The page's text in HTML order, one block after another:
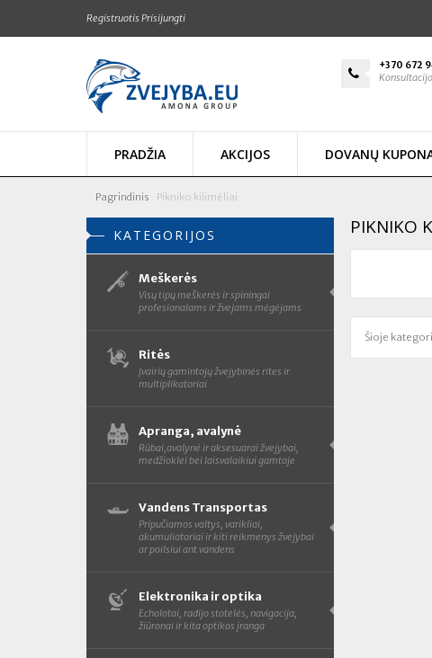
RegistruotisPrisijungti
+370 672
PRADŽIA AKCIJOS DOVANŲ
Pagrindinis Pikniko kilimėliai
KATEGORIJOS
Meškerės
Visų tipų meškerės ir spiningai
profesionalams ir žvejams mėgėjams
Ritės
Įvairių gamintojų žvejybinės rites ir
multiplikatoriai
Apranga, avalynė
Rūbai,avalynė ir aksesuarai žvejybai,
medžioklei bei laisvalaikiui gamtoje
Vandens Transportas
Pripučiamos valtys, varikliai,
akumuliatoriai ir kiti reikmenys žvejybai
ar poilsiui ant vandens
Elektronika ir optika
Echolotai, radijo stotelės, navigacija,
žiūronai ir kita optikos įranga
PIKNIKO
Šioje